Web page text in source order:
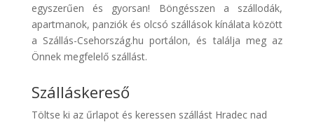
Discover
Cars
Transzfer
Kiwi
Taxi
egyszerűen és gyorsan! Böngésszen a szállodák,
apartmanok, panziók és olcsó szállások kínálata között
a Szállás-Csehország.hu portálon, és találja meg az
Önnek megfelelő szállást.
Szálláskereső
Töltse ki az űrlapot és keressen szállást Hradec nad